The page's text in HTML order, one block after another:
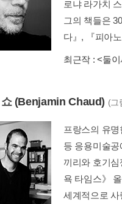
로냐 라가치
그의 책들은
다』, 『피아
최근작 :<둘
(Benjamin Chaud) (그
프랑스의 유
등 응용미술
끼리와 호기
욕 타임스》
세계적으로 사